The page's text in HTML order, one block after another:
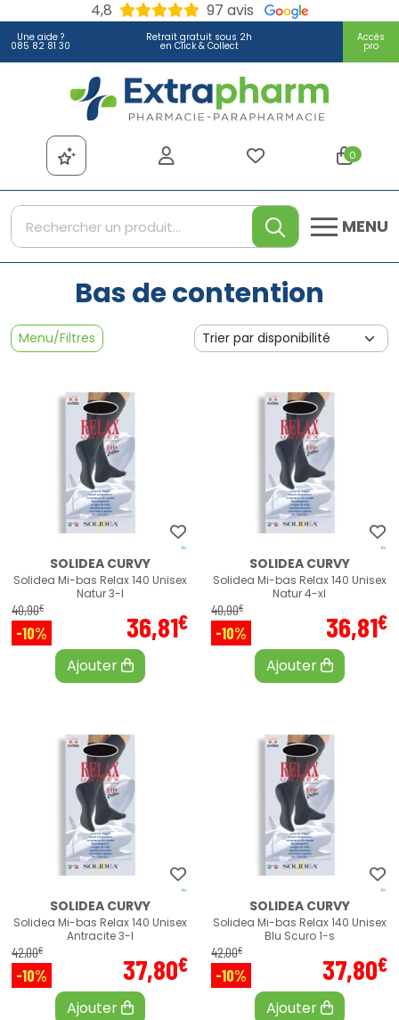
4,8 97 avis
Une aide ?
085 82 81 30
Retrait gratuit sous 2h
en Click & Collect
Accès
pro
Extrapharm Votre
0
MENU
Bas de contention
Menu/Filtres
SOLIDEA CURVY
Solidea Mi-bas Relax 140 Unisex
Natur 3-l
40,90€
-10% 36,81€
Ajouter
SOLIDEA CURVY
Solidea Mi-bas Relax 140 Unisex
Natur 4-xl
40,90€
-10% 36,81€
Ajouter
SOLIDEA CURVY
Solidea Mi-bas Relax 140 Unisex
Antracite 3-l
42,00€
-10% 37,80€
Ajouter
SOLIDEA CURVY
Solidea Mi-bas Relax 140 Unisex
Blu Scuro 1-s
42,00€
-10% 37,80€
Ajouter